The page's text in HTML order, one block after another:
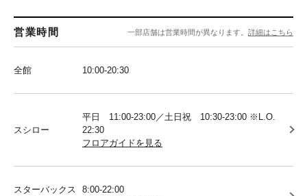
営業時間 一部店舗は営業時間が異なります。 詳細はこちら
全館 10:00-20:30
スシロー
平日 11:00-23:00／土日祝 10:30-23:00 ※L.O.
22:30
フロアガイドを見る
スターバックス
8:00-22:00